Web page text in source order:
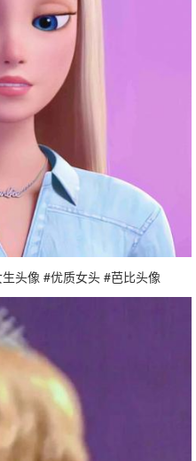
头像 #优质女头 #芭比头像